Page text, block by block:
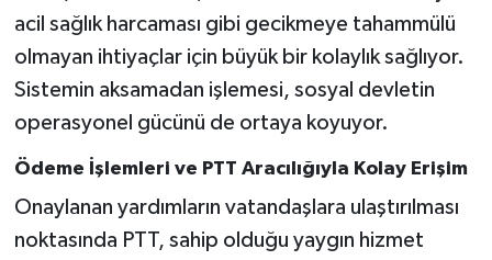
acil sağlık harcaması gibi gecikmeye tahammülü
olmayan ihtiyaçlar için büyük bir kolaylık sağlıyor.
Sistemin aksamadan işlemesi, sosyal devletin
operasyonel gücünü de ortaya koyuyor.
Ödeme İşlemleri ve PTT Aracılığıyla Kolay Erişim
Onaylanan yardımların vatandaşlara ulaştırılması
noktasında PTT, sahip olduğu yaygın hizmet